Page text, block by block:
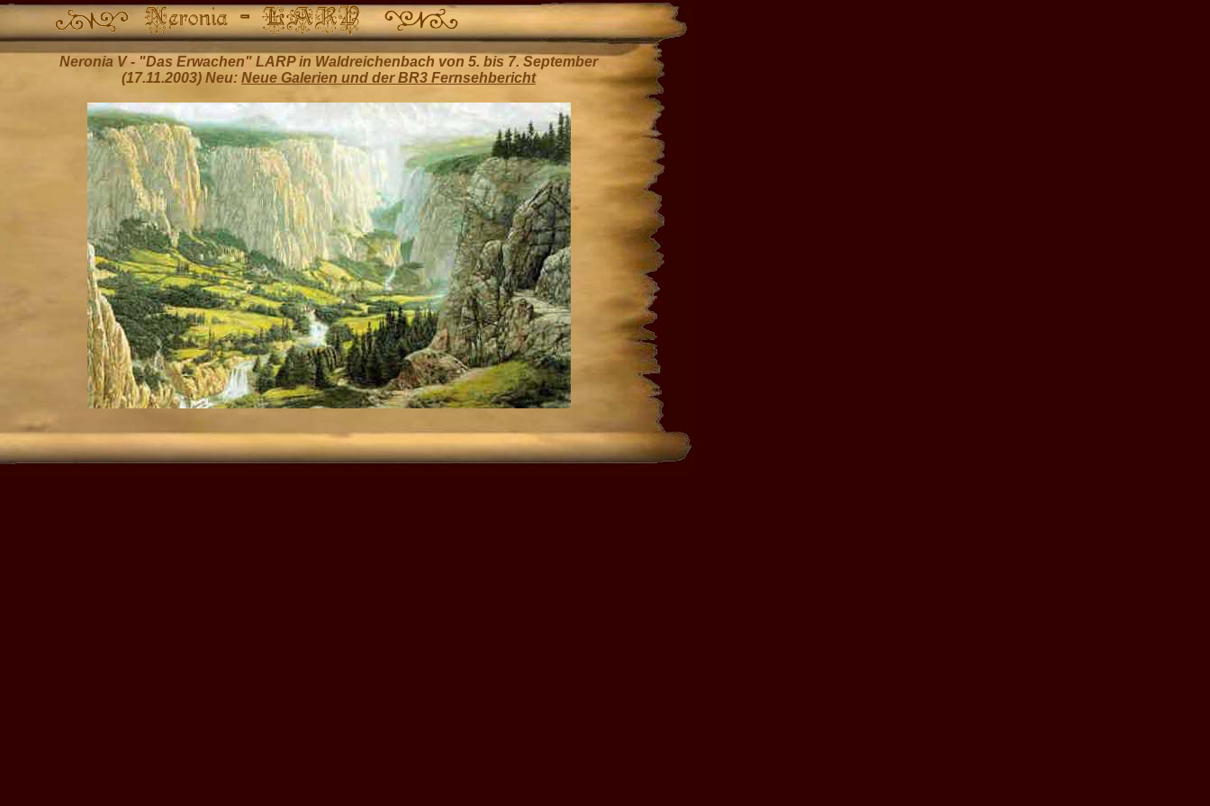
Neronia V - "Das Erwachen" LARP in Waldreichenbach von 5. bis 7. September
(17.11.2003) Neu: Neue Galerien und der BR3 Fernsehbericht